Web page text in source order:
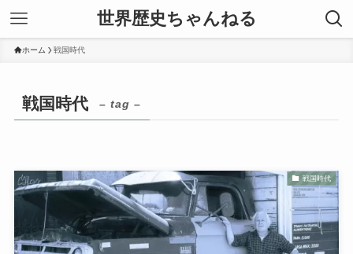
世界歴史ちゃんねる
ホーム 戦国時代
戦国時代 – tag –
戦国時代